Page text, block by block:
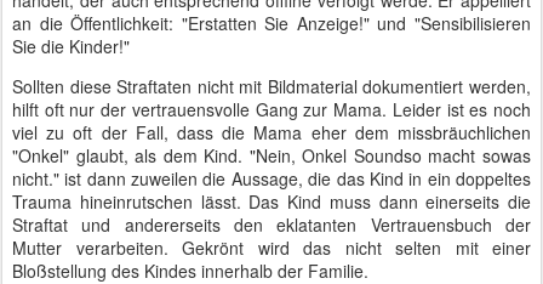
an die Öffentlichkeit: "Erstatten Sie Anzeige!" und "Sensibilisieren
Sie die Kinder!"
Sollten diese Straftaten nicht mit Bildmaterial dokumentiert werden,
hilft oft nur der vertrauensvolle Gang zur Mama. Leider ist es noch
viel zu oft der Fall, dass die Mama eher dem missbräuchlichen
"Onkel" glaubt, als dem Kind. "Nein, Onkel Soundso macht sowas
nicht." ist dann zuweilen die Aussage, die das Kind in ein doppeltes
Trauma hineinrutschen lässt. Das Kind muss dann einerseits die
Straftat und andererseits den eklatanten Vertrauensbuch der
Mutter verarbeiten. Gekrönt wird das nicht selten mit einer
Bloßstellung des Kindes innerhalb der Familie.